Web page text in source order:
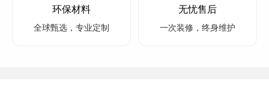
环保材料
全球甄选，专业定制
无忧售后
一次装修，终身维护